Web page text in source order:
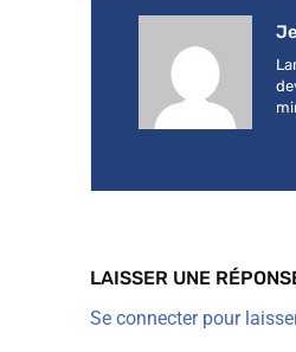
LAISSER UNE
Se connecter pour